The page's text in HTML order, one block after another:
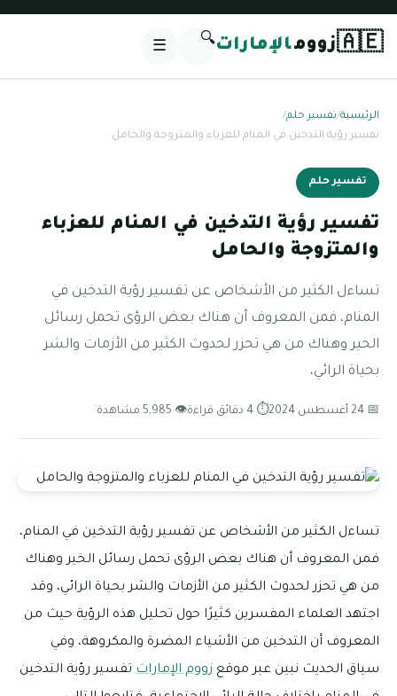
🇦🇪زوومالإمارات🔍
☰
الرئيسية/تفسير حلم/
تفسير رؤية التدخين في المنام للعزباء والمتزوجة والحامل
تفسير حلم
تفسير رؤية التدخين في المنام للعزباء
والمتزوجة والحامل
تساءل الكثير من الأشخاص عن تفسير رؤية التدخين في
المنام، فمن المعروف أن هناك بعض الرؤى تحمل رسائل
الخير وهناك من هي تحزر لحدوث الكثير من الأزمات والشر
بحياة الرائي،
📅 24 أغسطس 2024 ⏱ 4 دقائق قراءة 👁 5,985 مشاهدة
تساءل الكثير من الأشخاص عن تفسير رؤية التدخين في المنام،
فمن المعروف أن هناك بعض الرؤى تحمل رسائل الخير وهناك
من هي تحزر لحدوث الكثير من الأزمات والشر بحياة الرائي، وقد
اجتهد العلماء المفسرين كثيرًا حول تحليل هذه الرؤية حيث من
المعروف أن التدخين من الأشياء المضرة والمكروهة، وفي
سياق الحديث نبين عبر موقع زووم الإمارات تفسير رؤية التدخين